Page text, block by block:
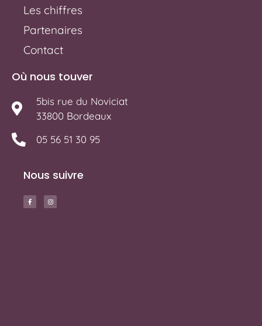
Les chiffres
Partenaires
Contact
Où nous touver
5bis rue du Noviciat
33800 Bordeaux
05 56 51 30 95
Nous suivre